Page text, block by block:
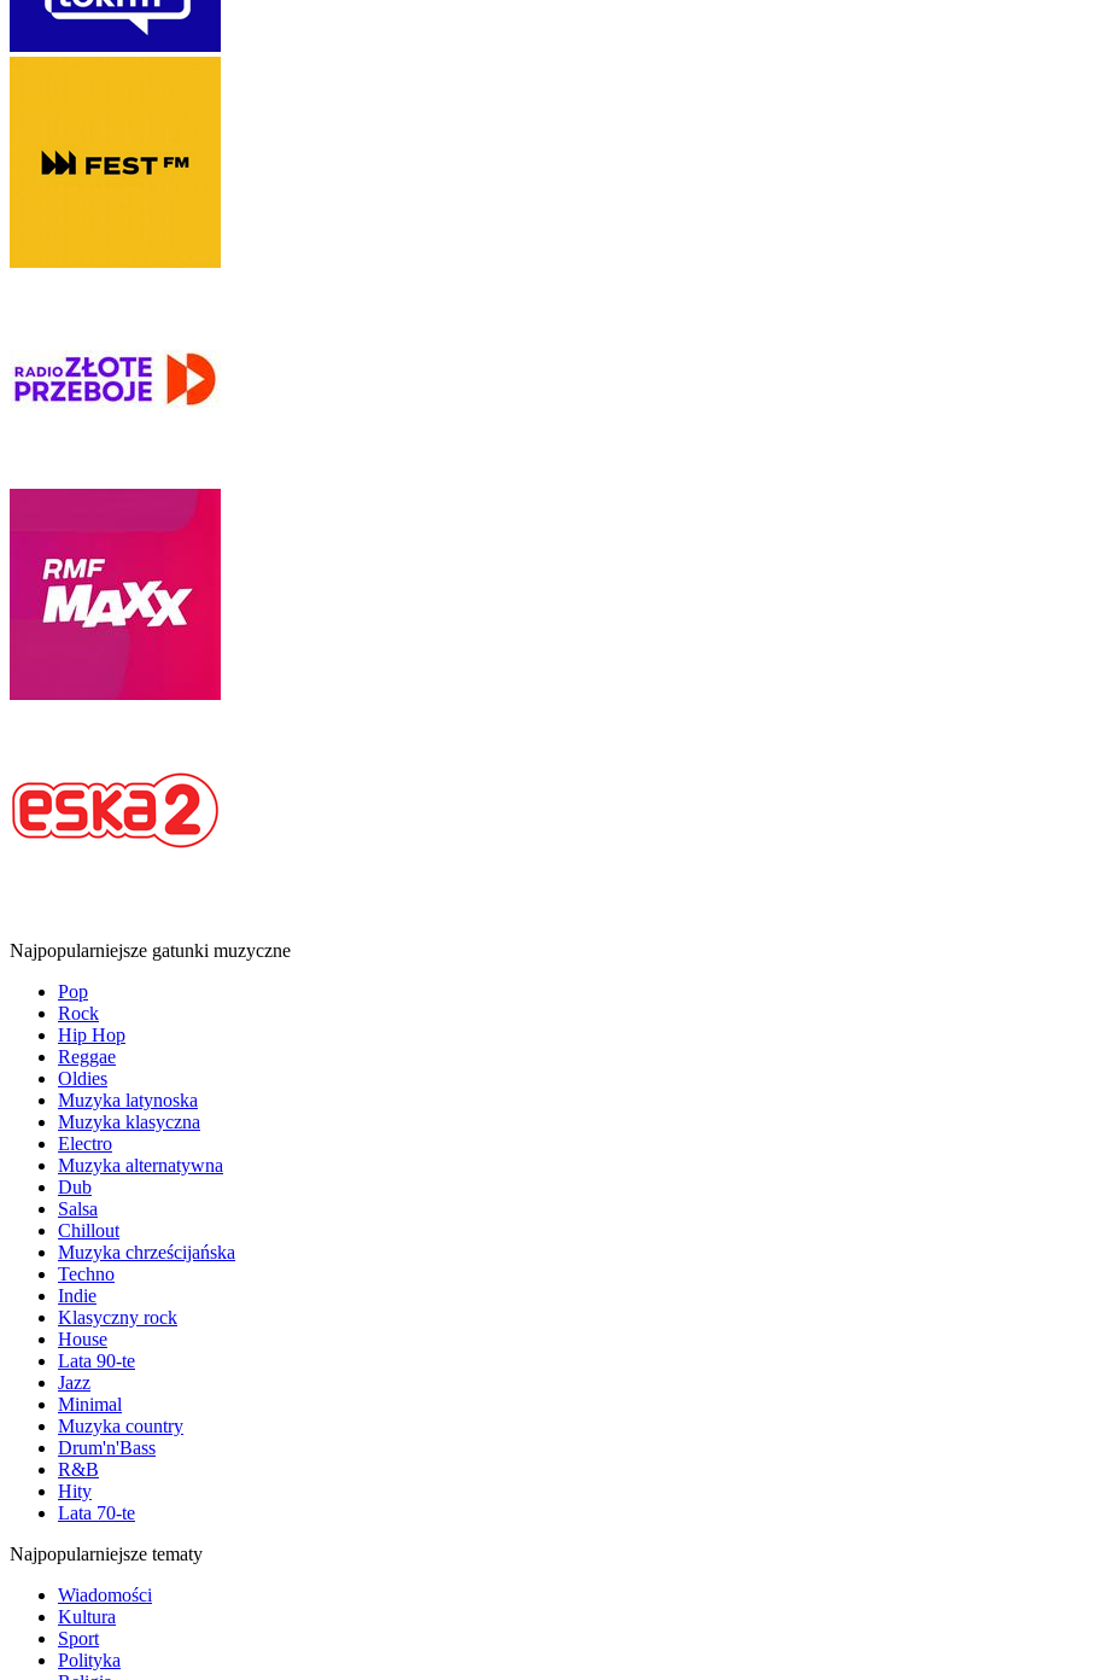
Najpopularniejsze gatunki muzyczne
Pop
Rock
Hip Hop
Reggae
Oldies
Muzyka latynoska
Muzyka klasyczna
Electro
Muzyka alternatywna
Dub
Salsa
Chillout
Muzyka chrześcijańska
Techno
Indie
Klasyczny rock
House
Lata 90-te
Jazz
Minimal
Muzyka country
Drum'n'Bass
R&B
Hity
Lata 70-te
Najpopularniejsze tematy
Wiadomości
Kultura
Sport
Polityka